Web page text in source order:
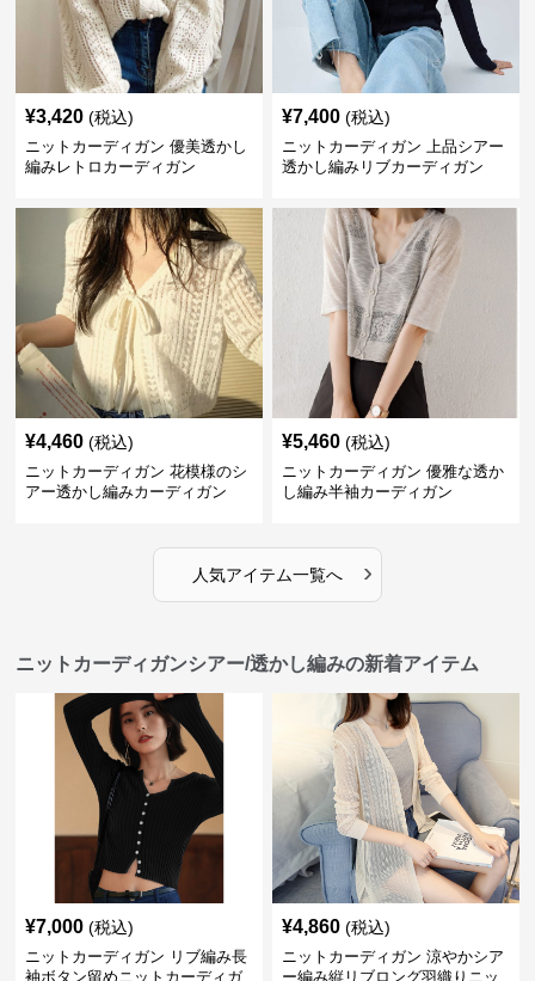
¥3,420 (税込)
ニットカーディガン 優美透かし
編みレトロカーディガン
¥7,400 (税込)
ニットカーディガン 上品シアー
透かし編みリブカーディガン
¥4,460 (税込)
ニットカーディガン 花模様のシ
アー透かし編みカーディガン
¥5,460 (税込)
ニットカーディガン 優雅な透か
し編み半袖カーディガン
人気アイテム一覧へ ›
ニットカーディガンシアー/透かし編みの新着アイテム
¥7,000 (税込)
ニットカーディガン リブ編み長
袖ボタン留めニットカーディガ
¥4,860 (税込)
ニットカーディガン 涼やかシア
ー編み縦リブロング羽織りニッ